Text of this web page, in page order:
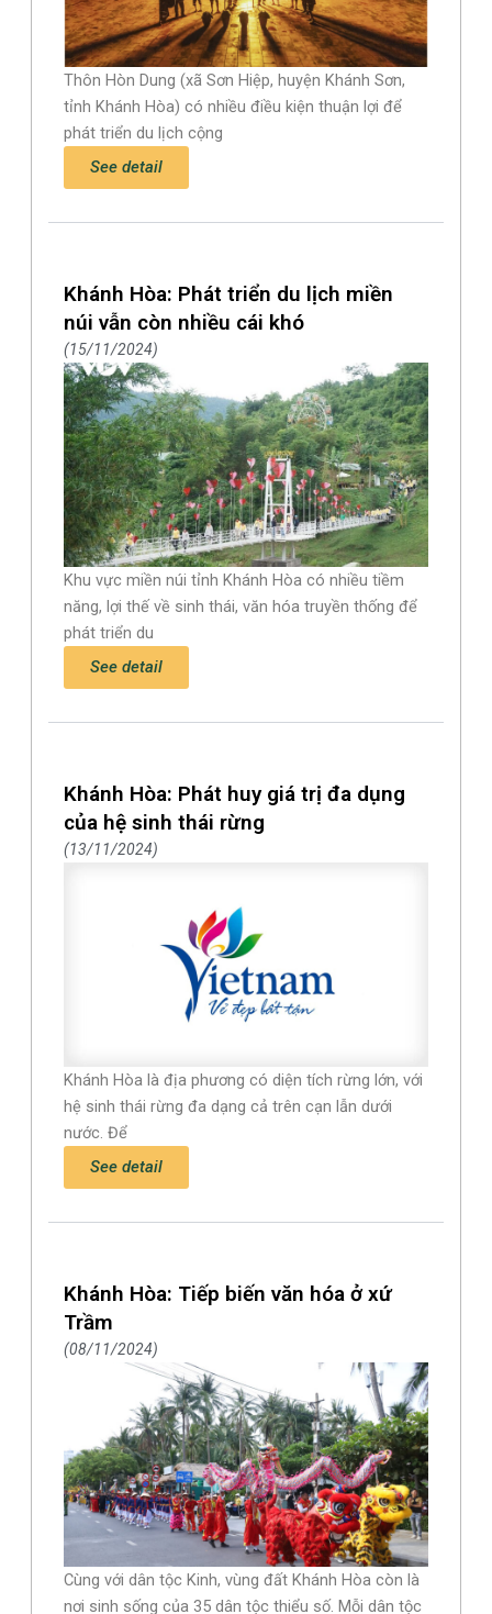
Thôn Hòn Dung (xã Sơn Hiệp, huyện Khánh Sơn,
tỉnh Khánh Hòa) có nhiều điều kiện thuận lợi để
phát triển du lịch cộng
See detail
Khánh Hòa: Phát triển du lịch miền
núi vẫn còn nhiều cái khó
15/11/2024
Khu vực miền núi tỉnh Khánh Hòa có nhiều tiềm
năng, lợi thế về sinh thái, văn hóa truyền thống để
phát triển du
See detail
Khánh Hòa: Phát huy giá trị đa dụng
của hệ sinh thái rừng
13/11/2024
Khánh Hòa là địa phương có diện tích rừng lớn, với
hệ sinh thái rừng đa dạng cả trên cạn lẫn dưới
nước. Để
See detail
Khánh Hòa: Tiếp biến văn hóa ở xứ
Trầm
08/11/2024
Cùng với dân tộc Kinh, vùng đất Khánh Hòa còn là
nơi sinh sống của 35 dân tộc thiểu số. Mỗi dân tộc